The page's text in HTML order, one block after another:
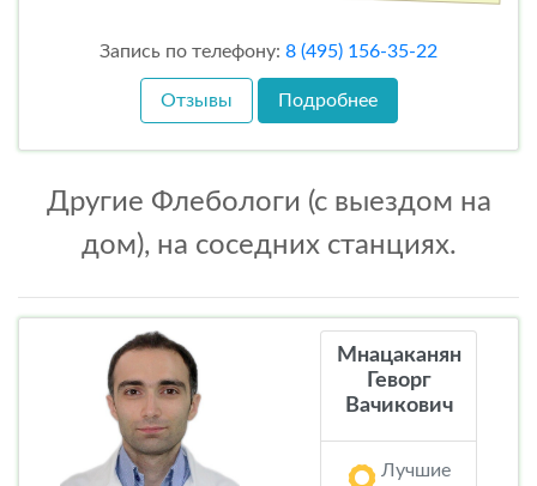
Запись по телефону: 8 (495) 156-35-22
Отзывы Подробнее
Другие Флебологи (с выездом на
дом), на соседних станциях.
Мнацаканян
Геворг
Вачикович
Лучшие